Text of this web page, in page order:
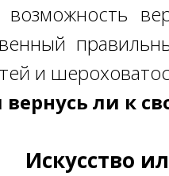
и
вернусь ли к
Искусство